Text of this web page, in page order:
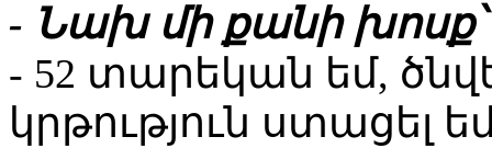
- Նախ մի քանի խոսք՝
- 52 տարեկան եմ,
կրթություն ստացել